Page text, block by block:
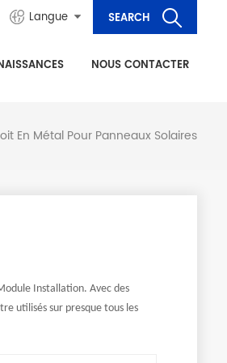
Langue
NOUS CONTACTER
En Métal Pour Panneaux Solaires
Installation. Avec des
utilisés sur presque tous les